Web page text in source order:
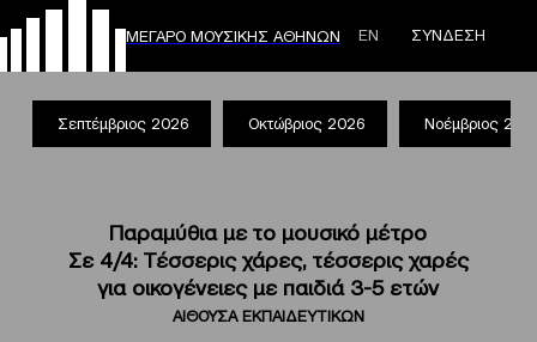
ΜΕΓΑΡΟ ΜΟΥΣΙΚΗΣ ΑΘΗΝΩΝ ΕΝ ΣΥΝΔΕΣΗ
Σεπτέμβριος 2026 Οκτώβριος 2026 Νοέμβριος
Παραμύθια με το μουσικό μέτρο
Σε 4/4: Τέσσερις χάρες, τέσσερις χαρές
για οικογένειες με παιδιά 3-5 ετών
ΑΙΘΟΥΣΑ ΕΚΠΑΙΔΕΥΤΙΚΩΝ